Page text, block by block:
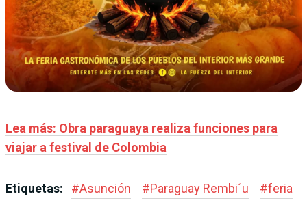
Lea más: Obra paraguaya realiza funciones para
viajar a festival de Colombia
Etiquetas: #Asunción #Paraguay Rembi´u #feria